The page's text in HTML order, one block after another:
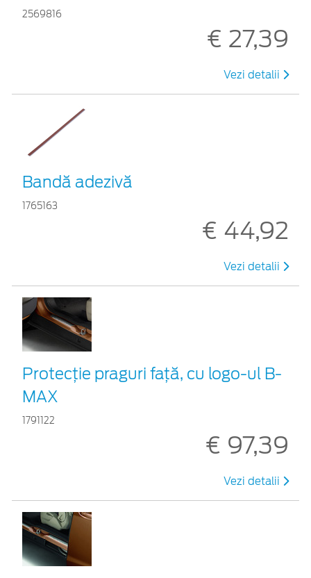
2569816
€ 27,39
Vezi detalii
Bandă adezivă
1765163
€ 44,92
Vezi detalii
Protecţie praguri faţă, cu logo-ul B-
MAX
1791122
€ 97,39
Vezi detalii